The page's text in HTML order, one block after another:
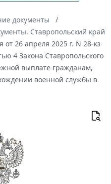
документы
Ставропольский край
от 26 апреля 2025 г. N 28-кз
4 Закона Ставропольского
выплате гражданам,
военной службы в